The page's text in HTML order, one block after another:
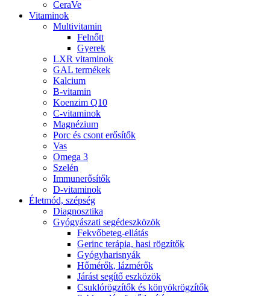
CeraVe
Vitaminok
Multivitamin
Felnőtt
Gyerek
LXR vitaminok
GAL termékek
Kalcium
B-vitamin
Koenzim Q10
C-vitaminok
Magnézium
Porc és csont erősítők
Vas
Omega 3
Szelén
Immunerősítők
D-vitaminok
Életmód, szépség
Diagnosztika
Gyógyászati segédeszközök
Fekvőbeteg-ellátás
Gerinc terápia, hasi rögzítők
Gyógyharisnyák
Hőmérők, lázmérők
Járást segítő eszközök
Csuklórögzítők és könyökrögzítők